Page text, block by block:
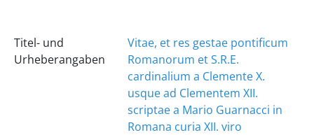
Titel- und
Urheberangaben
Vitae, et res gestae pontificum
Romanorum et S.R.E.
cardinalium a Clemente X.
usque ad Clementem XII.
scriptae a Mario Guarnacci in
Romana curia XII. viro